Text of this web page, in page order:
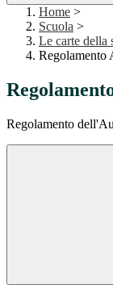
Home >
Scuola >
Le carte della
Regolamento
Regolamento